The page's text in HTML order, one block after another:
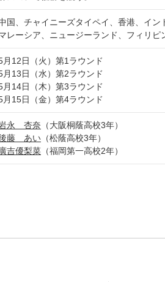
国、チャイニーズタイペイ、香港、イン
レーシア、ニュージーランド、フィリ
月12日（火）第1ラウンド
月13日（水）第2ラウンド
月14日（木）第3ラウンド
月15日（金）第4ラウンド
永 杏奈 （大阪桐蔭高校3年）
藤 あい （松蔭高校3年）
吉優梨菜 （福岡第一高校2年）